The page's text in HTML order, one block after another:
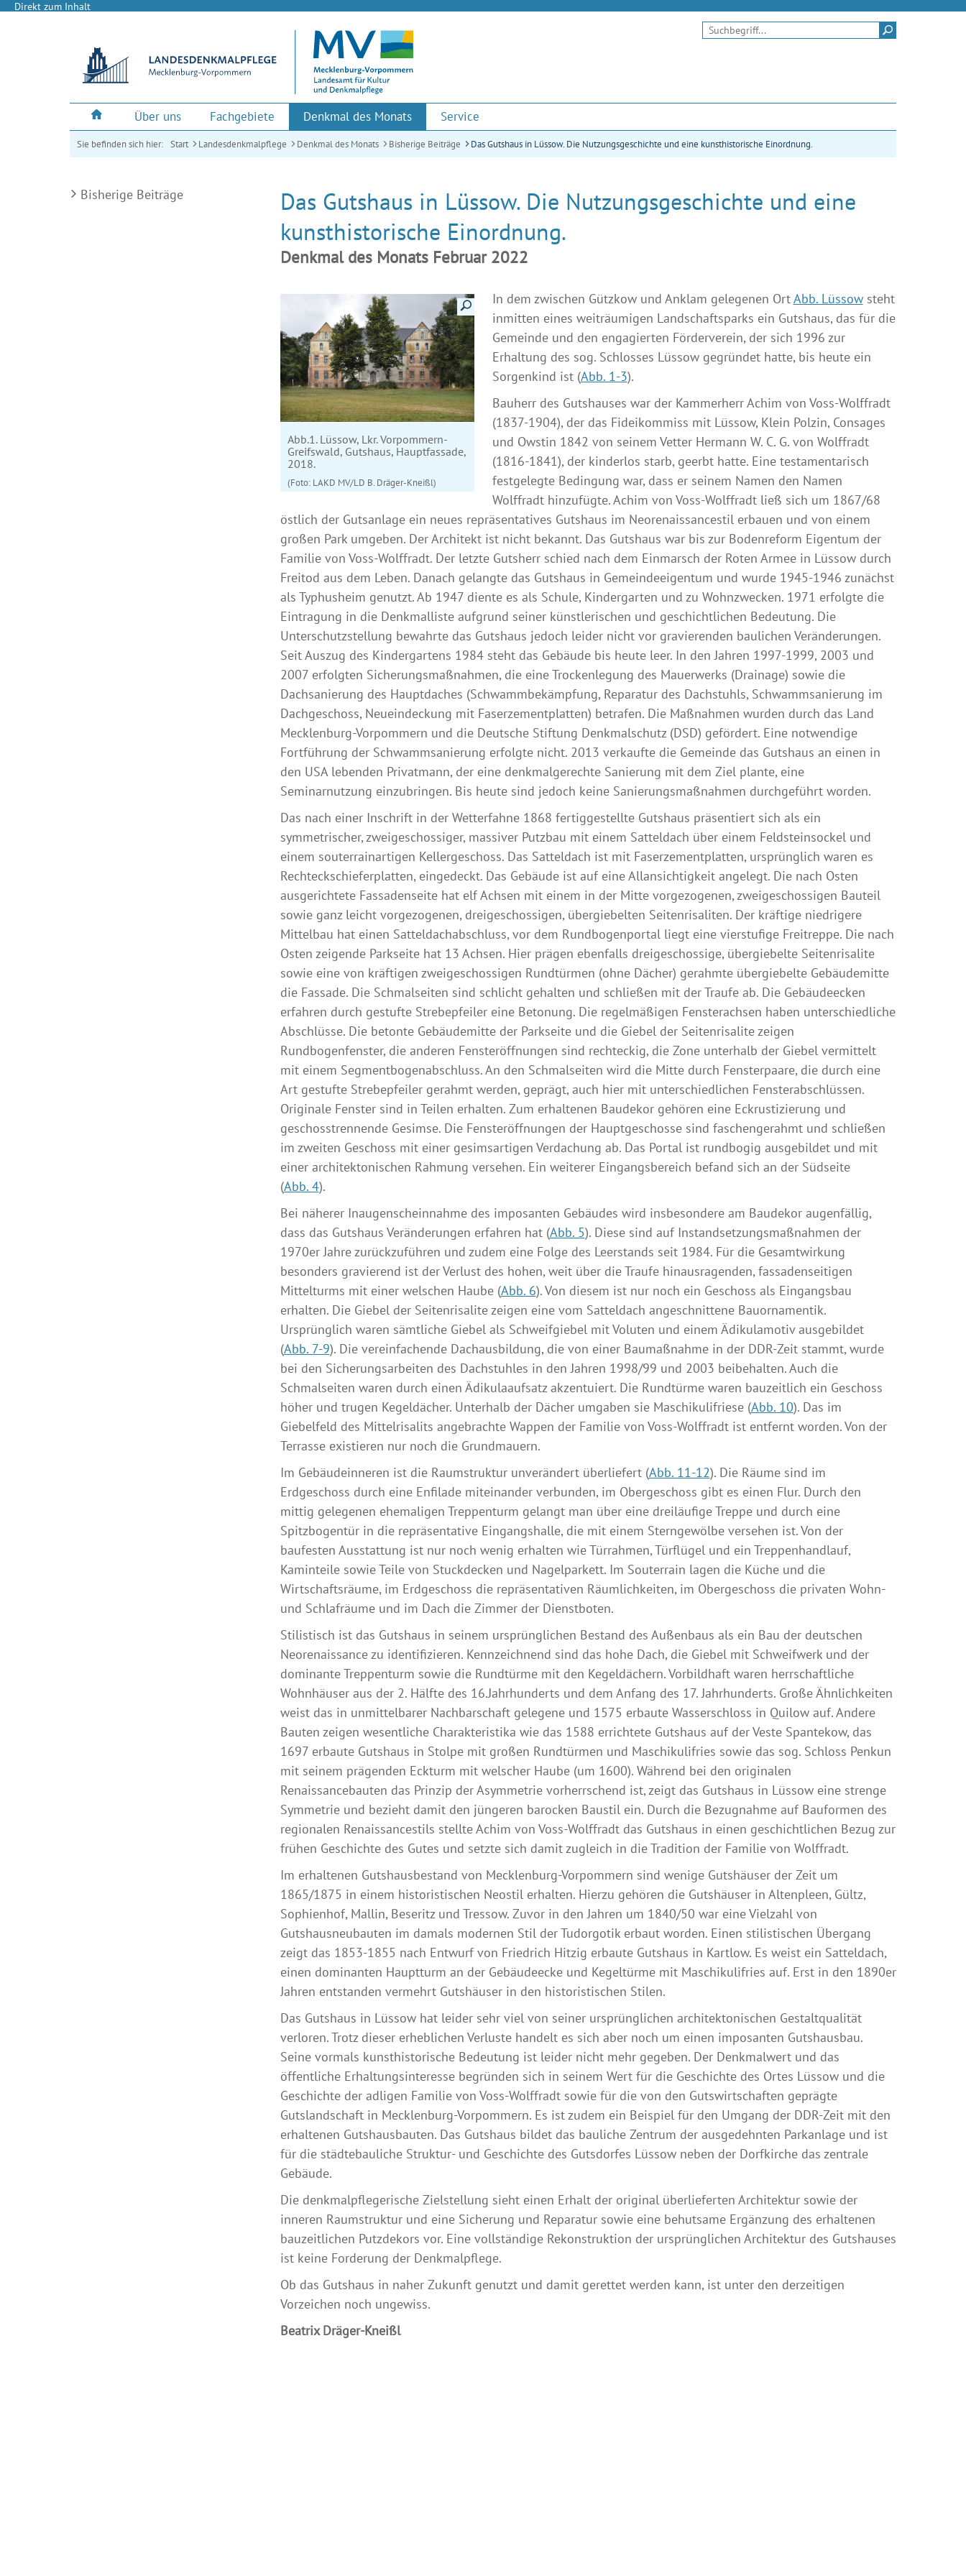
Direkt zum Inhalt
Suchen
Über uns Fachgebiete Denkmal des Monats Service
Sie befinden sich hier: Start Landesdenkmalpflege Denkmal des Monats Bisherige Beiträge Das Gutshaus in Lüssow. Die Nutzungsgeschichte und eine kunsthistorische Einordnung.
Bisherige Beiträge
Das Gutshaus in Lüssow. Die Nutzungsgeschichte und eine
kunsthistorische Einordnung.
Denkmal des Monats Februar 2022
Details anzeigen
Abb.1. Lüssow, Lkr. Vorpommern-
Greifswald, Gutshaus, Hauptfassade,
2018.
(Foto: LAKD MV/LD B. Dräger-Kneißl)
In dem zwischen Gützkow und Anklam gelegenen OrtAbb. Lüssowsteht
inmitten eines weiträumigen Landschaftsparks ein Gutshaus, das für die
Gemeinde und den engagierten Förderverein, der sich 1996 zur
Erhaltung des sog. Schlosses Lüssow gegründet hatte, bis heute ein
Sorgenkind ist (Abb. 1-3).
Bauherr des Gutshauses war der Kammerherr Achim von Voss-Wolffradt
(1837-1904), der das Fideikommiss mit Lüssow, Klein Polzin, Consages
und Owstin 1842 von seinem Vetter Hermann W. C. G. von Wolffradt
(1816-1841), der kinderlos starb, geerbt hatte. Eine testamentarisch
festgelegte Bedingung war, dass er seinem Namen den Namen
Wolffradt hinzufügte. Achim von Voss-Wolffradt ließ sich um 1867/68
östlich der Gutsanlage ein neues repräsentatives Gutshaus im Neorenaissancestil erbauen und von einem
großen Park umgeben. Der Architekt ist nicht bekannt. Das Gutshaus war bis zur Bodenreform Eigentum der
Familie von Voss-Wolffradt. Der letzte Gutsherr schied nach dem Einmarsch der Roten Armee in Lüssow durch
Freitod aus dem Leben. Danach gelangte das Gutshaus in Gemeindeeigentum und wurde 1945-1946 zunächst
als Typhusheim genutzt. Ab 1947 diente es als Schule, Kindergarten und zu Wohnzwecken. 1971 erfolgte die
Eintragung in die Denkmalliste aufgrund seiner künstlerischen und geschichtlichen Bedeutung. Die
Unterschutzstellung bewahrte das Gutshaus jedoch leider nicht vor gravierenden baulichen Veränderungen.
Seit Auszug des Kindergartens 1984 steht das Gebäude bis heute leer. In den Jahren 1997-1999, 2003 und
2007 erfolgten Sicherungsmaßnahmen, die eine Trockenlegung des Mauerwerks (Drainage) sowie die
Dachsanierung des Hauptdaches (Schwammbekämpfung, Reparatur des Dachstuhls, Schwammsanierung im
Dachgeschoss, Neueindeckung mit Faserzementplatten) betrafen. Die Maßnahmen wurden durch das Land
Mecklenburg-Vorpommern und die Deutsche Stiftung Denkmalschutz (DSD) gefördert. Eine notwendige
Fortführung der Schwammsanierung erfolgte nicht. 2013 verkaufte die Gemeinde das Gutshaus an einen in
den USA lebenden Privatmann, der eine denkmalgerechte Sanierung mit dem Ziel plante, eine
Seminarnutzung einzubringen. Bis heute sind jedoch keine Sanierungsmaßnahmen durchgeführt worden.
Das nach einer Inschrift in der Wetterfahne 1868 fertiggestellte Gutshaus präsentiert sich als ein
symmetrischer, zweigeschossiger, massiver Putzbau mit einem Satteldach über einem Feldsteinsockel und
einem souterrainartigen Kellergeschoss. Das Satteldach ist mit Faserzementplatten, ursprünglich waren es
Rechteckschieferplatten, eingedeckt. Das Gebäude ist auf eine Allansichtigkeit angelegt. Die nach Osten
ausgerichtete Fassadenseite hat elf Achsen mit einem in der Mitte vorgezogenen, zweigeschossigen Bauteil
sowie ganz leicht vorgezogenen, dreigeschossigen, übergiebelten Seitenrisaliten. Der kräftige niedrigere
Mittelbau hat einen Satteldachabschluss, vor dem Rundbogenportal liegt eine vierstufige Freitreppe. Die nach
Osten zeigende Parkseite hat 13 Achsen. Hier prägen ebenfalls dreigeschossige, übergiebelte Seitenrisalite
sowie eine von kräftigen zweigeschossigen Rundtürmen (ohne Dächer) gerahmte übergiebelte Gebäudemitte
die Fassade. Die Schmalseiten sind schlicht gehalten und schließen mit der Traufe ab. Die Gebäudeecken
erfahren durch gestufte Strebepfeiler eine Betonung. Die regelmäßigen Fensterachsen haben unterschiedliche
Abschlüsse. Die betonte Gebäudemitte der Parkseite und die Giebel der Seitenrisalite zeigen
Rundbogenfenster, die anderen Fensteröffnungen sind rechteckig, die Zone unterhalb der Giebel vermittelt
mit einem Segmentbogenabschluss. An den Schmalseiten wird die Mitte durch Fensterpaare, die durch eine
Art gestufte Strebepfeiler gerahmt werden, geprägt, auch hier mit unterschiedlichen Fensterabschlüssen.
Originale Fenster sind in Teilen erhalten. Zum erhaltenen Baudekor gehören eine Eckrustizierung und
geschosstrennende Gesimse. Die Fensteröffnungen der Hauptgeschosse sind faschengerahmt und schließen
im zweiten Geschoss mit einer gesimsartigen Verdachung ab. Das Portal ist rundbogig ausgebildet und mit
einer architektonischen Rahmung versehen. Ein weiterer Eingangsbereich befand sich an der Südseite
(Abb. 4).
Bei näherer Inaugenscheinnahme des imposanten Gebäudes wird insbesondere am Baudekor augenfällig,
dass das Gutshaus Veränderungen erfahren hat (Abb. 5). Diese sind auf Instandsetzungsmaßnahmen der
1970er Jahre zurückzuführen und zudem eine Folge des Leerstands seit 1984. Für die Gesamtwirkung
besonders gravierend ist der Verlust des hohen, weit über die Traufe hinausragenden, fassadenseitigen
Mittelturms mit einer welschen Haube (Abb. 6). Von diesem ist nur noch ein Geschoss als Eingangsbau
erhalten. Die Giebel der Seitenrisalite zeigen eine vom Satteldach angeschnittene Bauornamentik.
Ursprünglich waren sämtliche Giebel als Schweifgiebel mit Voluten und einem Ädikulamotiv ausgebildet
(Abb. 7-9). Die vereinfachende Dachausbildung, die von einer Baumaßnahme in der DDR-Zeit stammt, wurde
bei den Sicherungsarbeiten des Dachstuhles in den Jahren 1998/99 und 2003 beibehalten. Auch die
Schmalseiten waren durch einen Ädikulaaufsatz akzentuiert. Die Rundtürme waren bauzeitlich ein Geschoss
höher und trugen Kegeldächer. Unterhalb der Dächer umgaben sie Maschikulifriese (Abb. 10). Das im
Giebelfeld des Mittelrisalits angebrachte Wappen der Familie von Voss-Wolffradt ist entfernt worden. Von der
Terrasse existieren nur noch die Grundmauern.
Im Gebäudeinneren ist die Raumstruktur unverändert überliefert (Abb. 11-12). Die Räume sind im
Erdgeschoss durch eine Enfilade miteinander verbunden, im Obergeschoss gibt es einen Flur. Durch den
mittig gelegenen ehemaligen Treppenturm gelangt man über eine dreiläufige Treppe und durch eine
Spitzbogentür in die repräsentative Eingangshalle, die mit einem Sterngewölbe versehen ist. Von der
baufesten Ausstattung ist nur noch wenig erhalten wie Türrahmen, Türflügel und ein Treppenhandlauf,
Kaminteile sowie Teile von Stuckdecken und Nagelparkett. Im Souterrain lagen die Küche und die
Wirtschaftsräume, im Erdgeschoss die repräsentativen Räumlichkeiten, im Obergeschoss die privaten Wohn-
und Schlafräume und im Dach die Zimmer der Dienstboten.
Stilistisch ist das Gutshaus in seinem ursprünglichen Bestand des Außenbaus als ein Bau der deutschen
Neorenaissance zu identifizieren. Kennzeichnend sind das hohe Dach, die Giebel mit Schweifwerk und der
dominante Treppenturm sowie die Rundtürme mit den Kegeldächern. Vorbildhaft waren herrschaftliche
Wohnhäuser aus der 2. Hälfte des 16.Jahrhunderts und dem Anfang des 17. Jahrhunderts. Große Ähnlichkeiten
weist das in unmittelbarer Nachbarschaft gelegene und 1575 erbaute Wasserschloss in Quilow auf. Andere
Bauten zeigen wesentliche Charakteristika wie das 1588 errichtete Gutshaus auf der Veste Spantekow, das
1697 erbaute Gutshaus in Stolpe mit großen Rundtürmen und Maschikulifries sowie das sog. Schloss Penkun
mit seinem prägenden Eckturm mit welscher Haube (um 1600). Während bei den originalen
Renaissancebauten das Prinzip der Asymmetrie vorherrschend ist, zeigt das Gutshaus in Lüssow eine strenge
Symmetrie und bezieht damit den jüngeren barocken Baustil ein. Durch die Bezugnahme auf Bauformen des
regionalen Renaissancestils stellte Achim von Voss-Wolffradt das Gutshaus in einen geschichtlichen Bezug zur
frühen Geschichte des Gutes und setzte sich damit zugleich in die Tradition der Familie von Wolffradt.
Im erhaltenen Gutshausbestand von Mecklenburg-Vorpommern sind wenige Gutshäuser der Zeit um
1865/1875 in einem historistischen Neostil erhalten. Hierzu gehören die Gutshäuser in Altenpleen, Gültz,
Sophienhof, Mallin, Beseritz und Tressow. Zuvor in den Jahren um 1840/50 war eine Vielzahl von
Gutshausneubauten im damals modernen Stil der Tudorgotik erbaut worden. Einen stilistischen Übergang
zeigt das 1853-1855 nach Entwurf von Friedrich Hitzig erbaute Gutshaus in Kartlow. Es weist ein Satteldach,
einen dominanten Hauptturm an der Gebäudeecke und Kegeltürme mit Maschikulifries auf. Erst in den 1890er
Jahren entstanden vermehrt Gutshäuser in den historistischen Stilen.
Das Gutshaus in Lüssow hat leider sehr viel von seiner ursprünglichen architektonischen Gestaltqualität
verloren. Trotz dieser erheblichen Verluste handelt es sich aber noch um einen imposanten Gutshausbau.
Seine vormals kunsthistorische Bedeutung ist leider nicht mehr gegeben. Der Denkmalwert und das
öffentliche Erhaltungsinteresse begründen sich in seinem Wert für die Geschichte des Ortes Lüssow und die
Geschichte der adligen Familie von Voss-Wolffradt sowie für die von den Gutswirtschaften geprägte
Gutslandschaft in Mecklenburg-Vorpommern. Es ist zudem ein Beispiel für den Umgang der DDR-Zeit mit den
erhaltenen Gutshausbauten. Das Gutshaus bildet das bauliche Zentrum der ausgedehnten Parkanlage und ist
für die städtebauliche Struktur- und Geschichte des Gutsdorfes Lüssow neben der Dorfkirche das zentrale
Gebäude.
Die denkmalpflegerische Zielstellung sieht einen Erhalt der original überlieferten Architektur sowie der
inneren Raumstruktur und eine Sicherung und Reparatur sowie eine behutsame Ergänzung des erhaltenen
bauzeitlichen Putzdekors vor. Eine vollständige Rekonstruktion der ursprünglichen Architektur des Gutshauses
ist keine Forderung der Denkmalpflege.
Ob das Gutshaus in naher Zukunft genutzt und damit gerettet werden kann, ist unter den derzeitigen
Vorzeichen noch ungewiss.
Beatrix Dräger-Kneißl